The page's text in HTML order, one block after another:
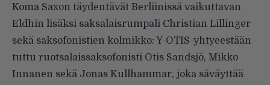
Koma Saxon täydentävät Berliinissä vaikuttavan
Eldhin lisäksi saksalaisrumpali Christian Lillinger
sekä saksofonistien kolmikko: Y-OTIS-yhtyeestään
tuttu ruotsalaissaksofonisti Otis Sandsjö, Mikko
Innanen sekä Jonas Kullhammar, joka säväyttää